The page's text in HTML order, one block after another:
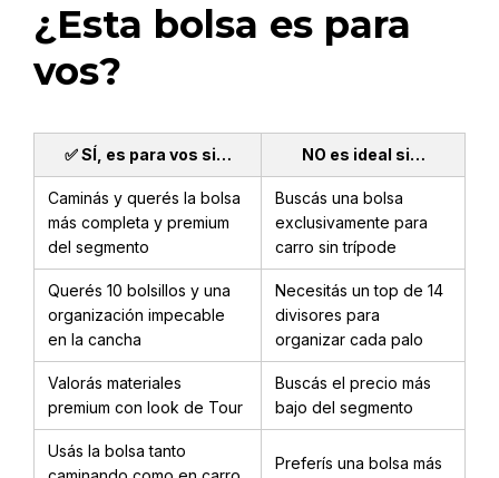
¿Esta bolsa es para
vos?
✅ SÍ, es para vos si… NO es ideal si…
Caminás y querés la bolsa
más completa y premium
del segmento
Buscás una bolsa
exclusivamente para
carro sin trípode
Querés 10 bolsillos y una
organización impecable
en la cancha
Necesitás un top de 14
divisores para
organizar cada palo
Valorás materiales
premium con look de Tour
Buscás el precio más
bajo del segmento
Usás la bolsa tanto
Preferís una bolsa más